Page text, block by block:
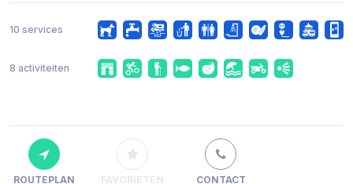
10 services
8 activiteiten
ROUTEPLAN FAVORIETEN CONTACT